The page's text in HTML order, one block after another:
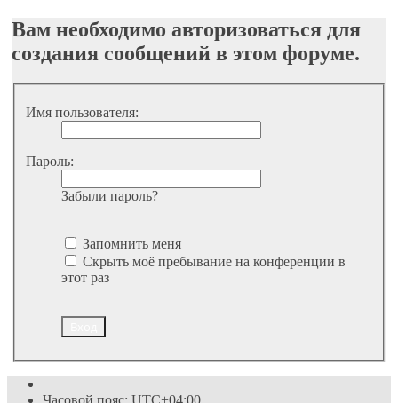
Вам необходимо авторизоваться для
создания сообщений в этом форуме.
Имя пользователя:
Пароль:
Забыли пароль?
Запомнить меня
Скрыть моё пребывание на конференции в
этот раз
Часовой пояс: UTC+04:00